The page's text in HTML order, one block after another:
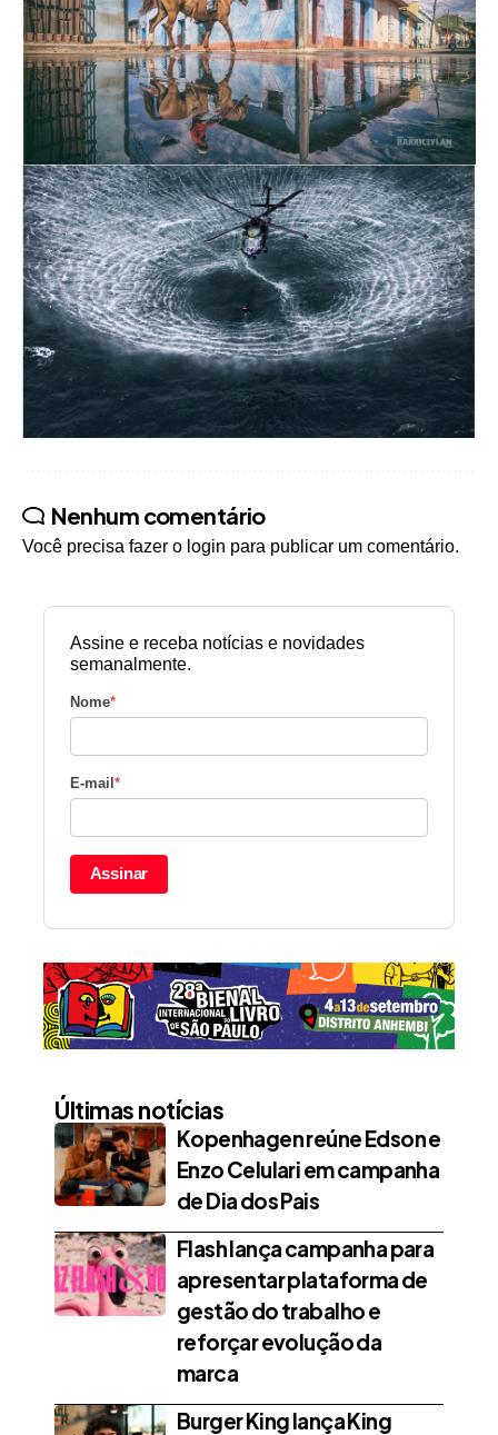
Nenhum comentário
Você precisa fazer o login para publicar um comentário.
Assine e receba notícias e novidades
semanalmente.
Nome*
E-mail *
Assinar
Últimas notícias
Kopenhagen reúne Edson e
Enzo Celulari em campanha
de Dia dos Pais
Flash lança campanha para
apresentar plataforma de
gestão do trabalho e
reforçar evolução da
marca
Burger King lança King